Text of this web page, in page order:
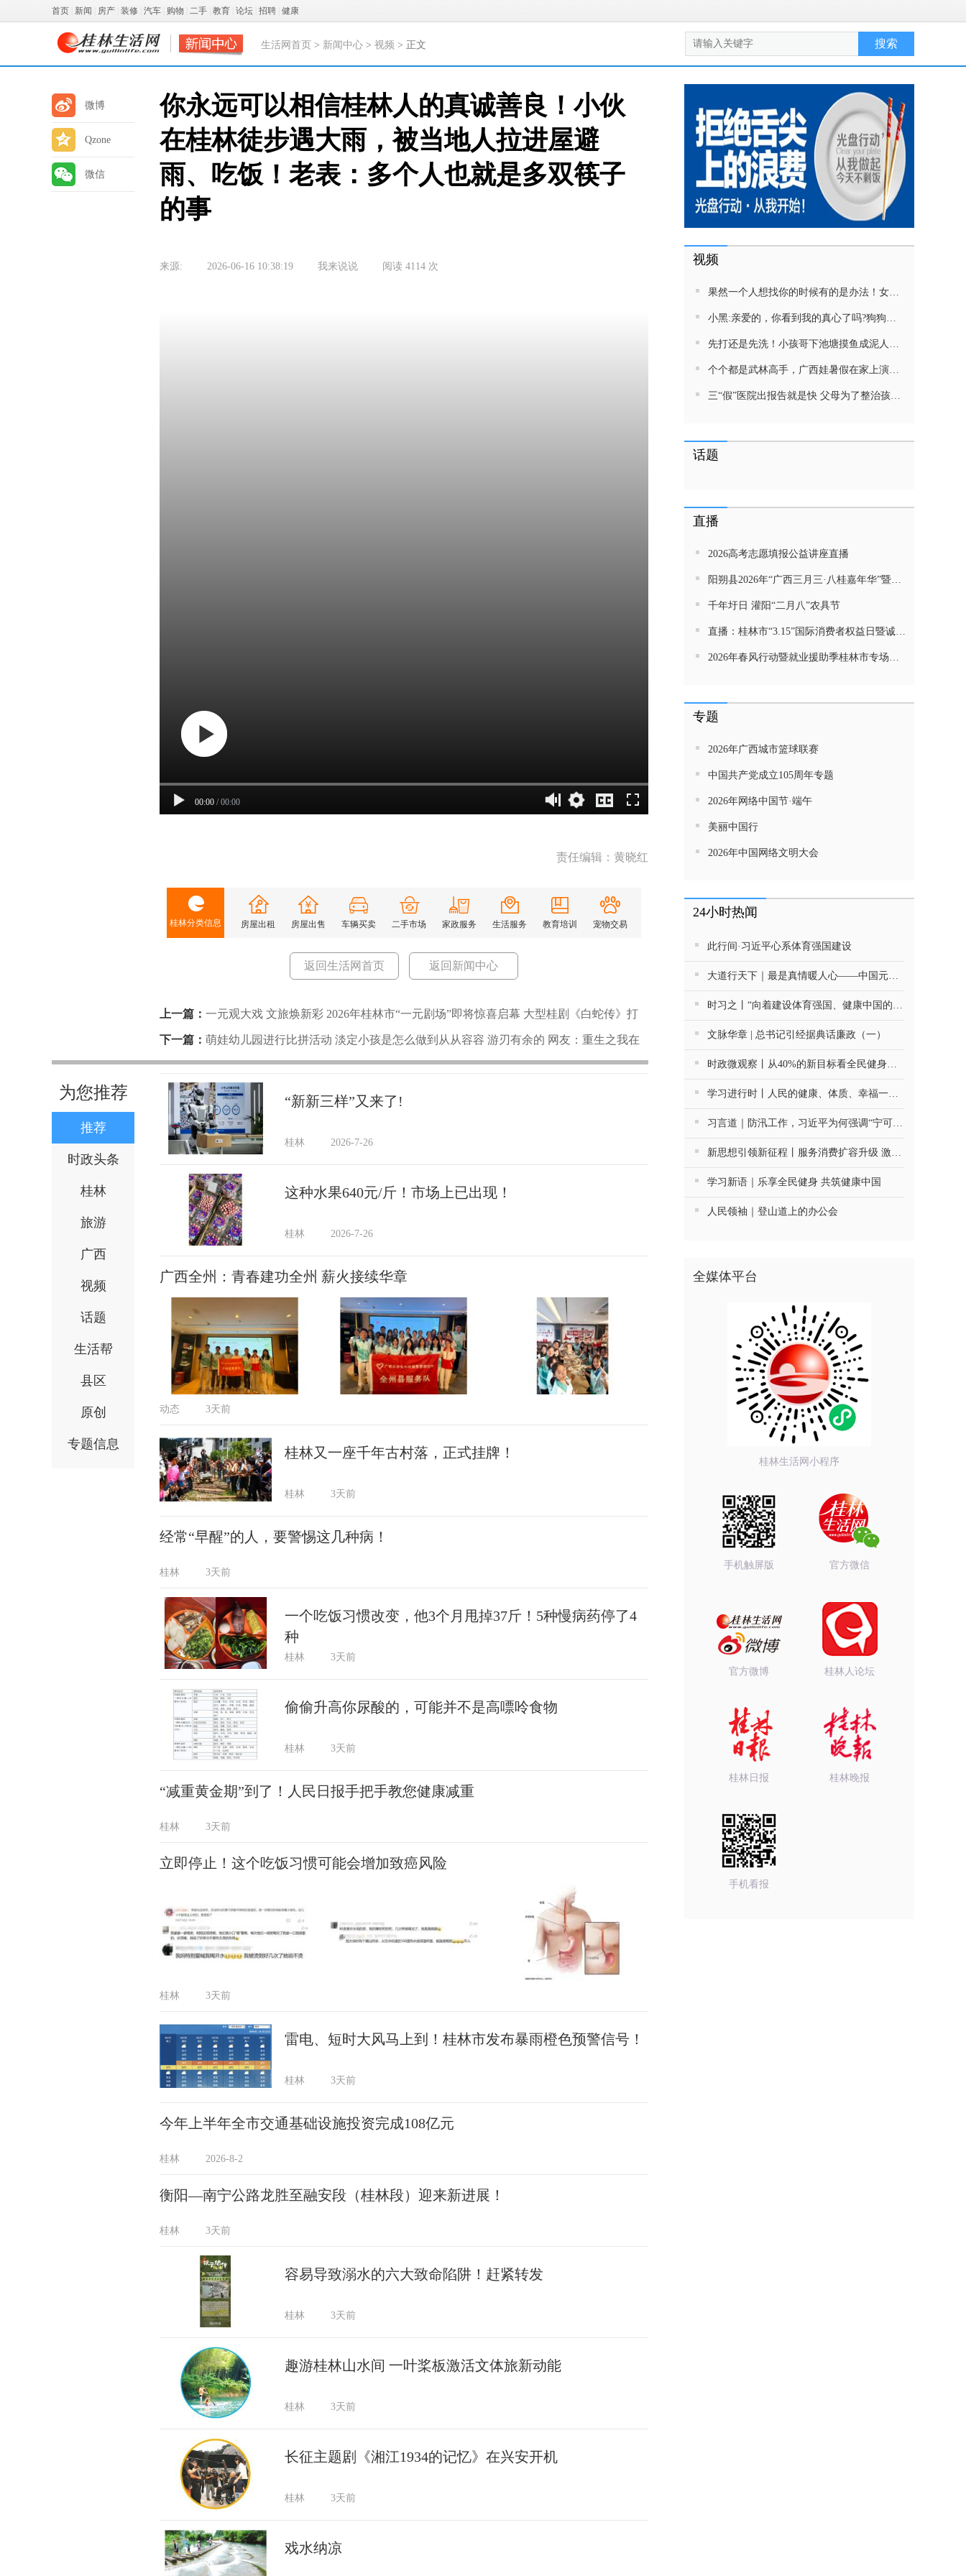
首页 新闻 房产 装修 汽车 购物 二手 教育 论坛 招聘 健康
生活网首页 > 新闻中心 > 视频 > 正文
微博
Qzone
微信
你永远可以相信桂林人的真诚善良！小伙
在桂林徒步遇大雨，被当地人拉进屋避
雨、吃饭！老表：多个人也就是多双筷子
的事
来源: 2026-06-16 10:38:19 我来说说 阅读 4114 次
00:00 / 00:00
责任编辑：黄晓红
桂林分类信息 房屋出租 房屋出售 车辆买卖 二手市场 家政服务 生活服务 教育培训 宠物交易
返回生活网首页 返回新闻中心
上一篇： 一元观大戏 文旅焕新彩 2026年桂林市“一元剧场”即将惊喜启幕 大型桂剧《白蛇传》打
头阵，6月17日、18日连演两场
下一篇： 萌娃幼儿园进行比拼活动 淡定小孩是怎么做到从从容容 游刃有余的 网友：重生之我在
幼儿园里做幼稚游戏
为您推荐
推荐
时政头条
桂林
旅游
广西
视频
话题
生活帮
县区
原创
专题信息
“新新三样”又来了!
桂林 2026-7-26
这种水果640元/斤！市场上已出现！
桂林 2026-7-26
广西全州：青春建功全州 薪火接续华章
动态 3天前
桂林又一座千年古村落，正式挂牌！
桂林 3天前
经常“早醒”的人，要警惕这几种病！
桂林 3天前
一个吃饭习惯改变，他3个月甩掉37斤！5种慢病药停了4
种
桂林 3天前
偷偷升高你尿酸的，可能并不是高嘌呤食物
桂林 3天前
“减重黄金期”到了！人民日报手把手教您健康减重
桂林 3天前
立即停止！这个吃饭习惯可能会增加致癌风险
桂林 3天前
雷电、短时大风马上到！桂林市发布暴雨橙色预警信号！
桂林 3天前
今年上半年全市交通基础设施投资完成108亿元
桂林 2026-8-2
衡阳—南宁公路龙胜至融安段（桂林段）迎来新进展！
桂林 3天前
容易导致溺水的六大致命陷阱！赶紧转发
桂林 3天前
趣游桂林山水间 一叶桨板激活文体旅新动能
桂林 3天前
长征主题剧《湘江1934的记忆》在兴安开机
桂林 3天前
戏水纳凉
视频
果然一个人想找你的时候有的是办法！女生吵架将男友拉黑，结果男友给家里狗打电话了！汪：吵死了，一会就去把号码注销
小黑:亲爱的，你看到我的真心了吗?狗狗雨中等好朋狗不愿离去，网友:确实搞笑，黄黄都有男朋友，你却没有
先打还是先洗！小孩哥下池塘摸鱼成泥人！网友：这才是童年该有的样子，好怀念
个个都是武林高手，广西娃暑假在家上演武侠片，80后90后:以前我们也这样玩
三“假”医院出报告就是快 父母为了整治孩子少吃零食想尽了办法 网友：“又有”笑死我了
话题
直播
2026高考志愿填报公益讲座直播
阳朔县2026年“广西三月三·八桂嘉年华”暨金龙巡游活动直播
千年圩日 灌阳“二月八”农具节
直播：桂林市“3.15”国际消费者权益日暨诚信教育主题活动网民面对面活动
2026年春风行动暨就业援助季桂林市专场招聘活动直播带岗
专题
2026年广西城市篮球联赛
中国共产党成立105周年专题
2026年网络中国节·端午
美丽中国行
2026年中国网络文明大会
24小时热闻
此行间·习近平心系体育强国建设
大道行天下｜最是真情暖人心——中国元首外交的世界情怀与大国气派
时习之丨“向着建设体育强国、健康中国的目标不断迈进”
文脉华章 | 总书记引经据典话廉政（一）
时政微观察丨从40%的新目标看全民健身事业高质量发展
学习进行时丨人民的健康、体质、幸福一脉相承
习言道｜防汛工作，习近平为何强调“宁可十防九空”？
新思想引领新征程丨服务消费扩容升级 激发内需新活力
学习新语｜乐享全民健身 共筑健康中国
人民领袖｜登山道上的办公会
全媒体平台
桂林生活网小程序
手机触屏版 官方微信
官方微博 桂林人论坛
桂林日报 桂林晚报
手机看报